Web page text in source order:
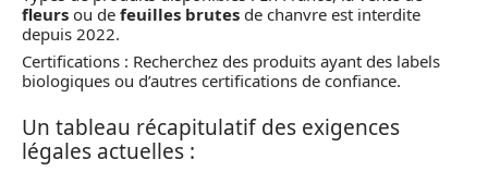
fleurs ou de feuilles brutes de chanvre est interdite
depuis 2022.
Certifications : Recherchez des produits ayant des labels
biologiques ou d’autres certifications de confiance.
Un tableau récapitulatif des exigences
légales actuelles :